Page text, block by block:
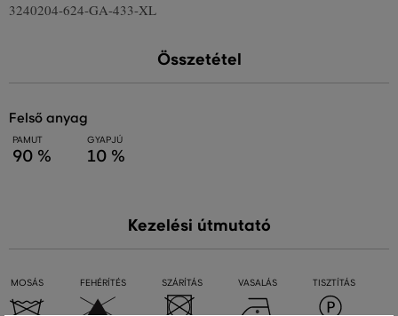
3240204-624-GA-433-XL
Összetétel
felső anyag
PAMUT
90 %
GYAPJÚ
10 %
Kezelési útmutató
MOSÁS FEHÉRÍTÉS SZÁRÍTÁS VASALÁS TISZTÍTÁS